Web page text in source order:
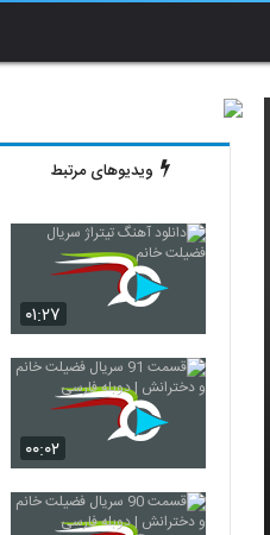
ویدیوهای مرتبط
۰۱:۲۷
۰۰:۰۲